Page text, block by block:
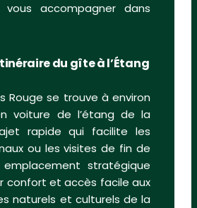
accompagner dans
du gîte à l’Étang
Rouge se trouve à environ
voiture de l’étang de la
rapide qui facilite les
ou les visites de fin de
stratégique
confort et accès facile aux
naturels et culturels de la